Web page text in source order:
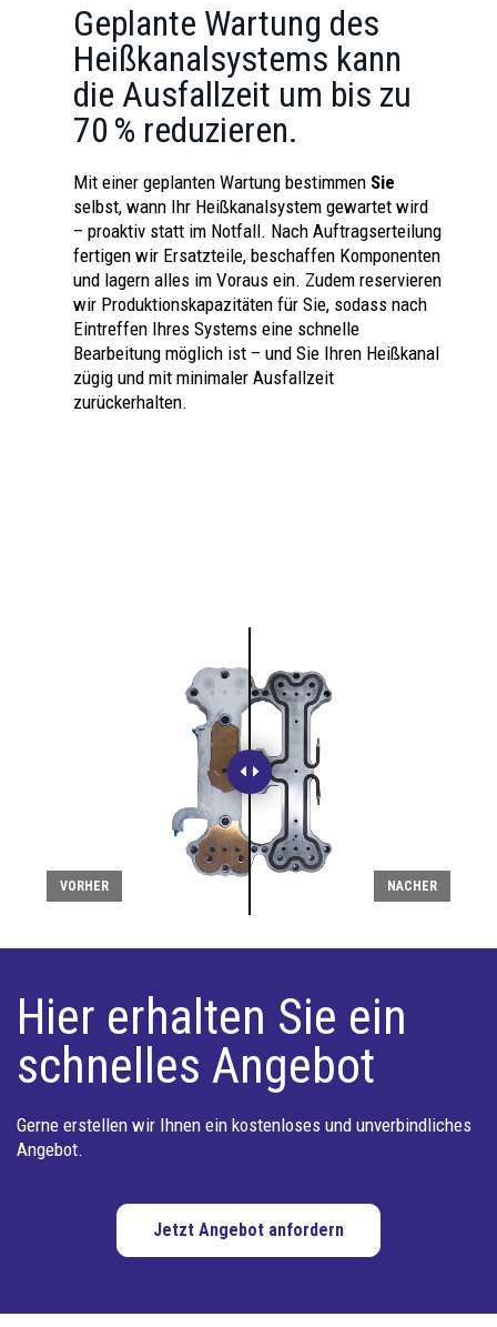
Geplante Wartung des
Heißkanalsystems kann
die Ausfallzeit um bis zu
70 % reduzieren.
Mit einer geplanten Wartung bestimmen Sie
selbst, wann Ihr Heißkanalsystem gewartet wird
– proaktiv statt im Notfall. Nach Auftragserteilung
fertigen wir Ersatzteile, beschaffen Komponenten
und lagern alles im Voraus ein. Zudem reservieren
wir Produktionskapazitäten für Sie, sodass nach
Eintreffen Ihres Systems eine schnelle
Bearbeitung möglich ist – und Sie Ihren Heißkanal
zügig und mit minimaler Ausfallzeit
zurückerhalten.
VORHER NACHER
Hier erhalten Sie ein
schnelles Angebot
Gerne erstellen wir Ihnen ein kostenloses und unverbindliches
Angebot.
Jetzt Angebot anfordern